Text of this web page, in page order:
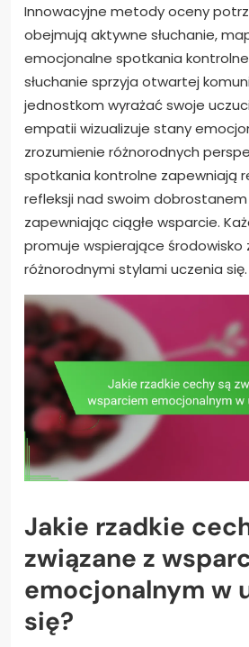
Innowacyjne metody oceny
obejmują aktywne słuchanie,
emocjonalne spotkania
słuchanie sprzyja otwartej
jednostkom wyrażać swoje
empatii wizualizuje stany
zrozumienie różnorodnych
spotkania kontrolne zapewniają
refleksji nad swoim
zapewniając ciągłe wsparcie.
promuje wspierające środowisko
różnorodnymi stylami uczenia się.
Jakie rzadkie
związane z
emocjonalnym w
się?